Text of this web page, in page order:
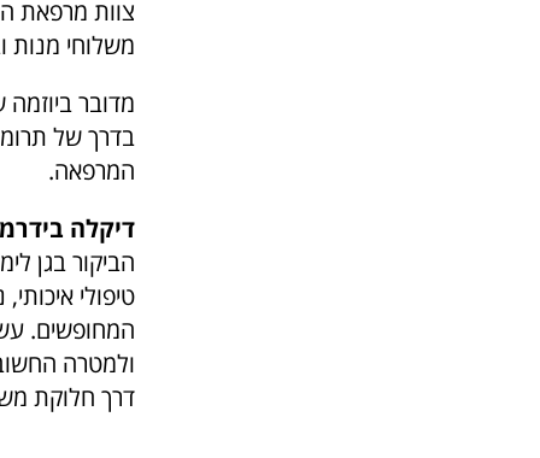
צוות מרפאת
משלוחי מנות
מדובר
בדרך של
המרפאה.
דיקלה
הביקור בגן
טיפולי
המחופשים.
ולמטרה
דרך חלוקת